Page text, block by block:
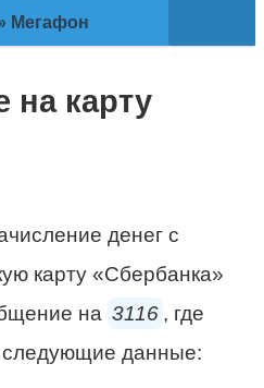
Мегафон
на карту
денег с
карту «Сбербанка»
на 3116 , где
следующие данные: